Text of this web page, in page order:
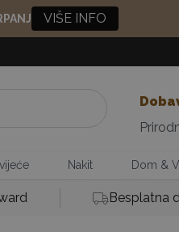
VIŠE INFO
Nakit Dom &
Besplatna